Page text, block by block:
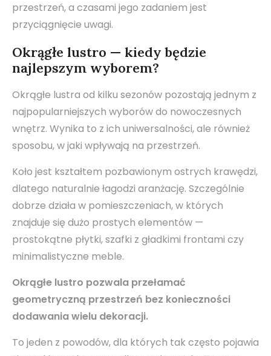
przestrzeń, a czasami jego zadaniem jest
przyciągnięcie uwagi.
Okrągłe lustro — kiedy będzie
najlepszym wyborem?
Okrągłe lustra od kilku sezonów pozostają jednym z
najpopularniejszych wyborów do nowoczesnych
wnętrz. Wynika to z ich uniwersalności, ale również
sposobu, w jaki wpływają na przestrzeń.
Koło jest kształtem pozbawionym ostrych krawędzi,
dlatego naturalnie łagodzi aranżację. Szczególnie
dobrze działa w pomieszczeniach, w których
znajduje się dużo prostych elementów —
prostokątne płytki, szafki z gładkimi frontami czy
minimalistyczne meble.
Okrągłe lustro pozwala przełamać
geometryczną przestrzeń bez konieczności
dodawania wielu dekoracji.
To jeden z powodów, dla których tak często pojawia